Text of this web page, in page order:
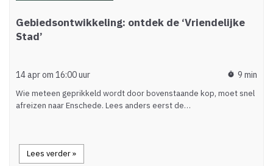
Gebiedsontwikkeling: ontdek de ‘Vriendelijke
Stad’
14 apr om 16:00 uur timer 9 min
Wie meteen geprikkeld wordt door bovenstaande kop, moet snel
afreizen naar Enschede. Lees anders eerst de…
Lees verder »